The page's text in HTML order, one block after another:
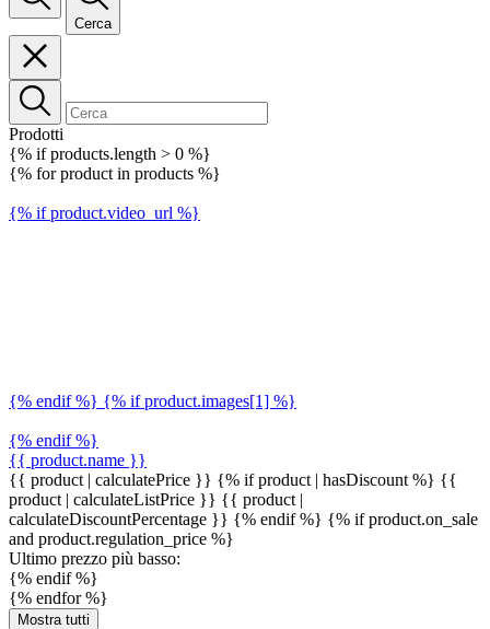
Cerca
Prodotti
{% if products.length > 0 %}
{% for product in products %}
{% if product.video_url %}
{% endif %} {% if product.images[1] %}
{% endif %}
{{ product.name }}
{{ product | calculatePrice }} {% if product | hasDiscount %} {{
product | calculateListPrice }} {{ product |
calculateDiscountPercentage }} {% endif %} {% if product.on_sale
and product.regulation_price %}
Ultimo prezzo più basso:
{% endif %}
{% endfor %}
Mostra tutti